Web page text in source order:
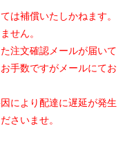
は補償いたしかねます。
せん。
注文確認メールが届いて
手数ですがメールにてお
により配達に遅延が発生
さいませ。